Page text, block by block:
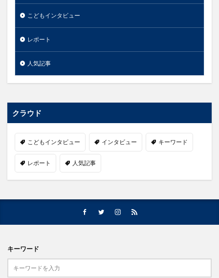
こどもインタビュー
レポート
人気記事
クラウド
こどもインタビュー インタビュー キーワード
レポート 人気記事
キーワード